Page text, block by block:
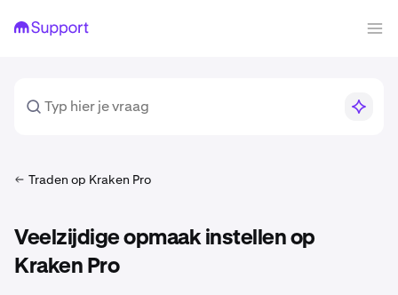
Traden op Kraken Pro
Veelzijdige opmaak instellen op
Kraken Pro